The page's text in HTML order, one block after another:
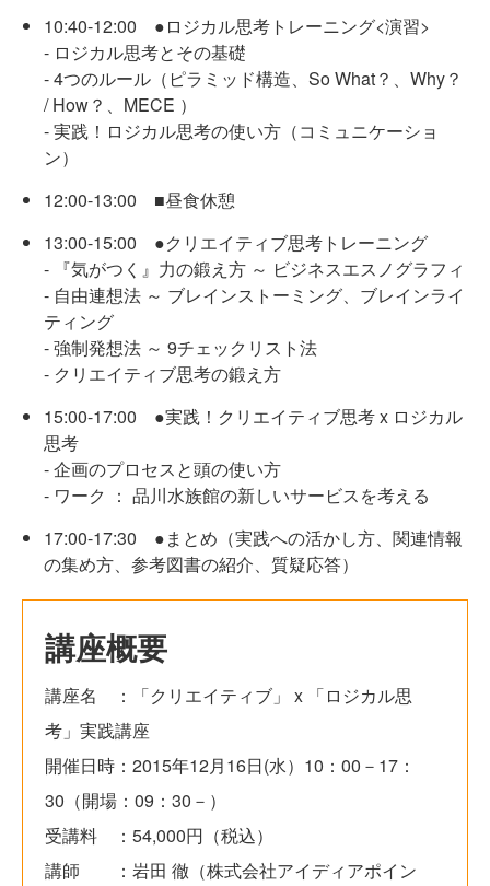
10:40-12:00 ●ロジカル思考トレーニング<演習>
- ロジカル思考とその基礎
- 4つのルール（ピラミッド構造、So What？、Why？
/ How？、MECE ）
- 実践！ロジカル思考の使い方（コミュニケーショ
ン）
12:00-13:00 ■昼食休憩
13:00-15:00 ●クリエイティブ思考トレーニング
- 『気がつく』力の鍛え方 ～ ビジネスエスノグラフィ
- 自由連想法 ～ ブレインストーミング、ブレインライ
ティング
- 強制発想法 ～ 9チェックリスト法
- クリエイティブ思考の鍛え方
15:00-17:00 ●実践！クリエイティブ思考 x ロジカル
思考
- 企画のプロセスと頭の使い方
- ワーク ： 品川水族館の新しいサービスを考える
17:00-17:30 ●まとめ（実践への活かし方、関連情報
の集め方、参考図書の紹介、質疑応答）
講座概要
講座名 ：「クリエイティブ」 x 「ロジカル思
考」実践講座
開催日時：2015年12月16日(水）10：00－17：
30（開場：09：30－）
受講料 ：54,000円（税込）
講師 ：岩田 徹（株式会社アイディアポイン